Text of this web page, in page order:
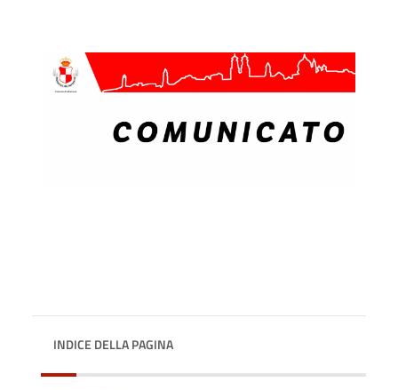
INDICE DELLA PAGINA